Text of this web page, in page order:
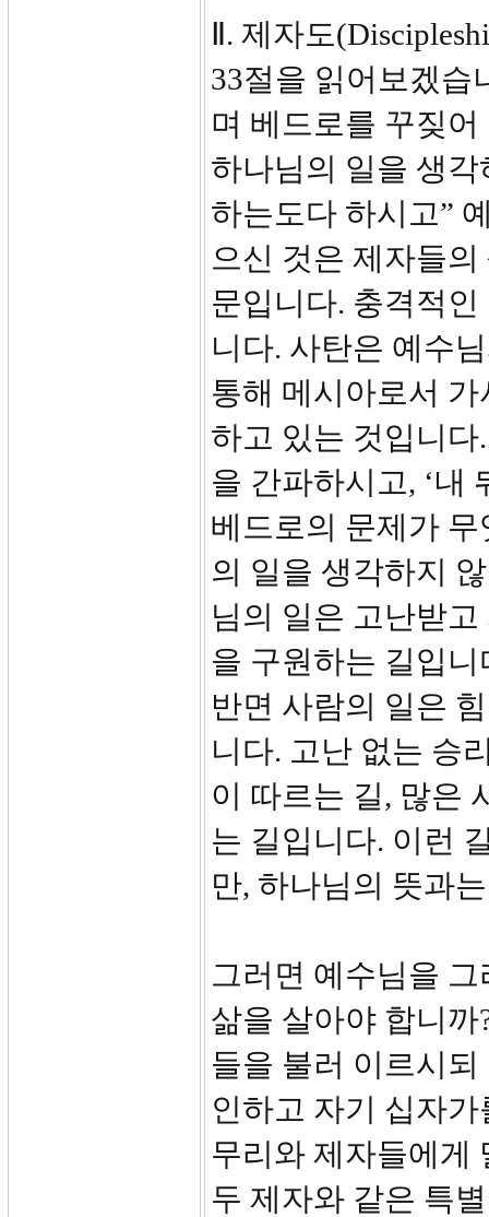
Ⅱ. 제자도
33절을 읽어보겠습
며 베드로를 꾸짖
하나님의 일을 생
하는도다 하시고”
으신 것은 제자들
문입니다. 충격적인
니다. 사탄은 예수
통해 메시아로서
하고 있는 것입니
을 간파하시고, ‘내
베드로의 문제가
의 일을 생각하지
님의 일은 고난받
을 구원하는 길입
반면 사람의 일은
니다. 고난 없는 승
이 따르는 길, 많은
는 길입니다. 이런
만, 하나님의 뜻과
그러면 예수님을
삶을 살아야 합니
들을 불러 이르시
인하고 자기 십자
무리와 제자들에게
두 제자와 같은 특